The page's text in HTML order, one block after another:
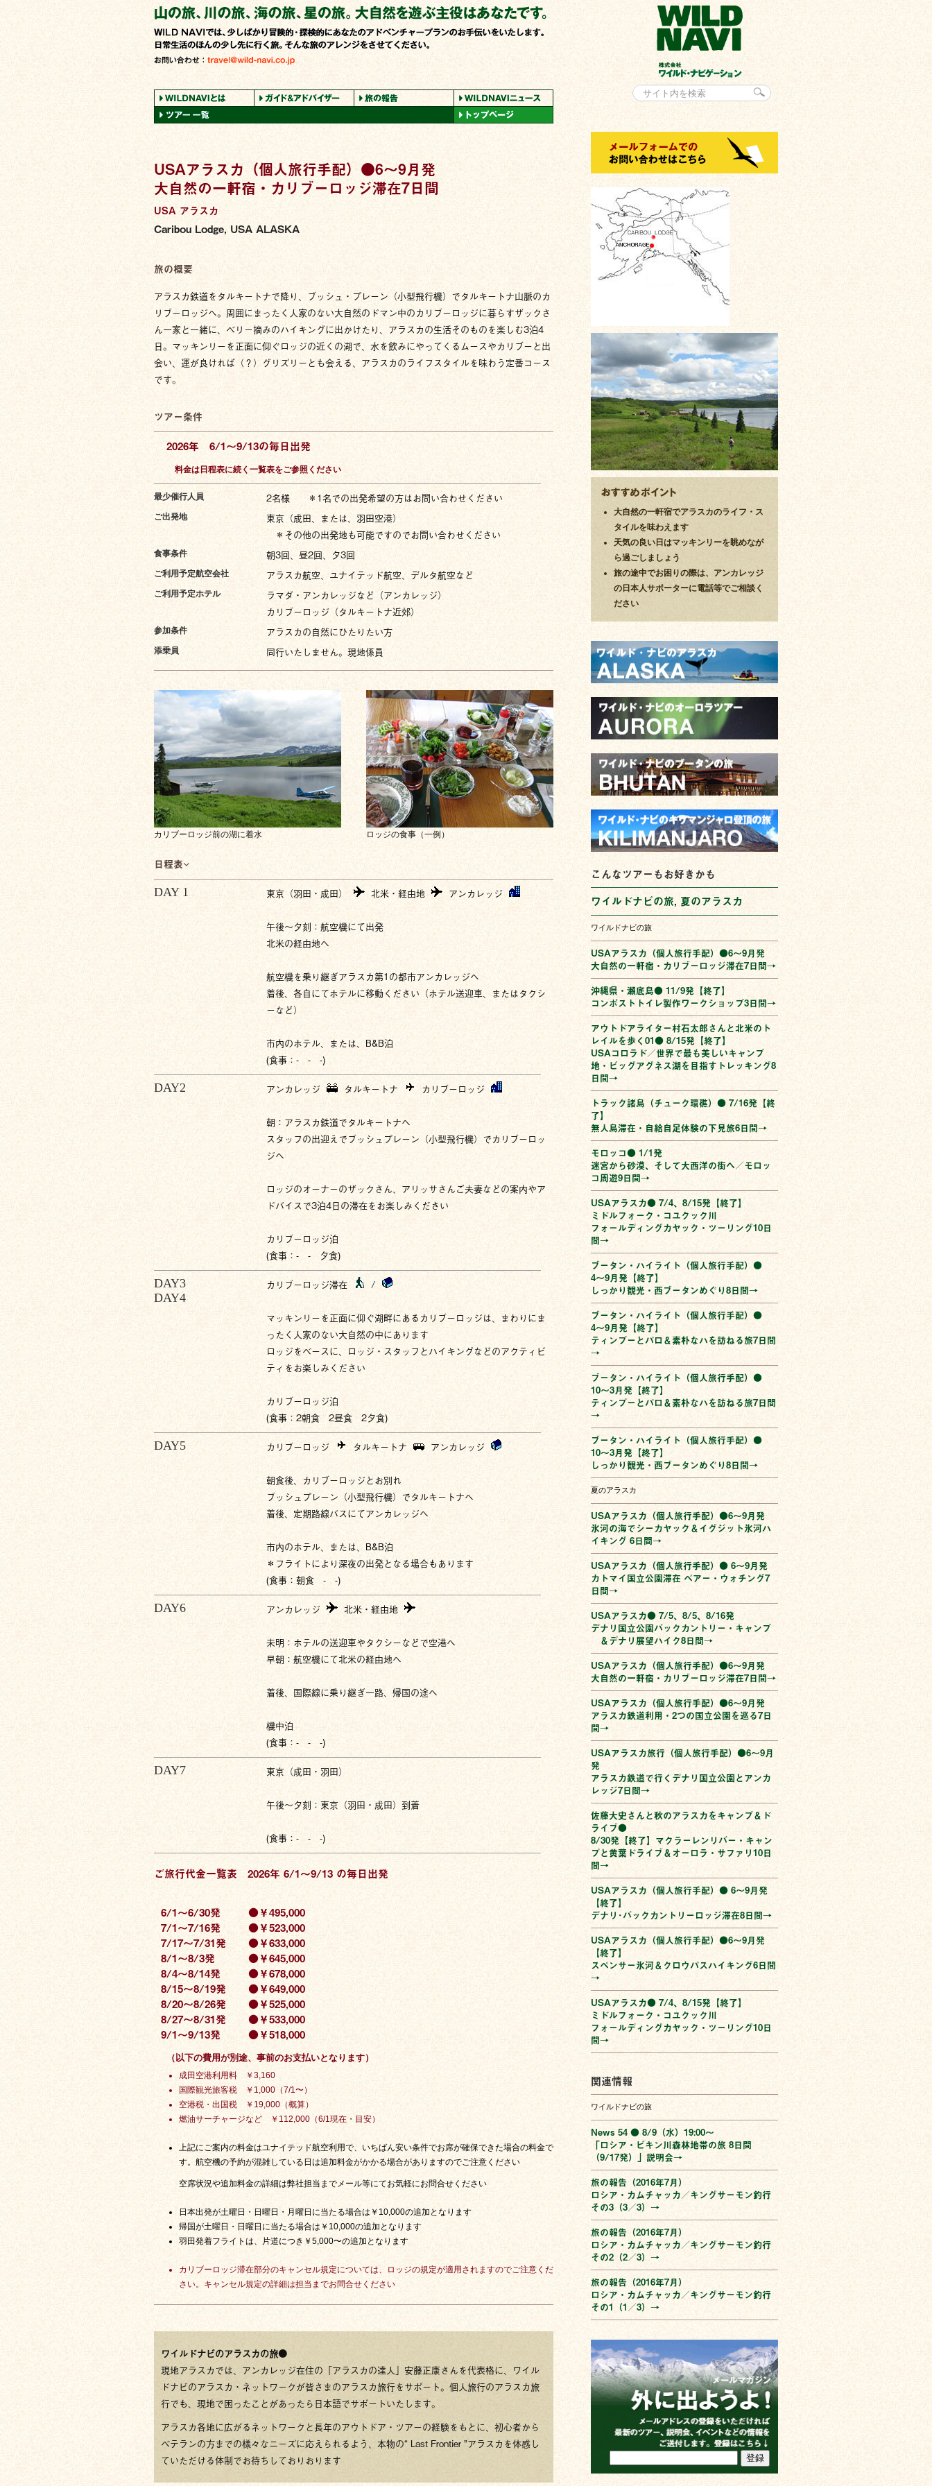
USAアラスカ（個人旅行手配）●6〜9月発
大自然の一軒宿・カリブーロッジ滞在7日間
USA アラスカ
Caribou Lodge, USA ALASKA
旅の概要
アラスカ鉄道をタルキートナで降り、ブッシュ・プレーン（小型飛行機）でタルキートナ山脈のカ
リブーロッジへ。周囲にまったく人家のない大自然のドマン中のカリブーロッジに暮らすザックさ
ん一家と一緒に、ベリー摘みのハイキングに出かけたり、アラスカの生活そのものを楽しむ3泊4
日。マッキンリーを正面に仰ぐロッジの近くの湖で、水を飲みにやってくるムースやカリブーと出
会い、運が良ければ（？）グリズリーとも会える、アラスカのライフスタイルを味わう定番コース
です。
ツアー条件
2026年 6/1〜9/13の毎日出発
料金は日程表に続く一覧表をご参照ください
最少催行人員 2名様 ＊1名での出発希望の方はお問い合わせください
ご出発地
東京（成田、または、羽田空港）
＊その他の出発地も可能ですのでお問い合わせください
食事条件 朝3回、昼2回、夕3回
ご利用予定航空会社 アラスカ航空、ユナイテッド航空、デルタ航空など
ご利用予定ホテル
ラマダ・アンカレッジなど（アンカレッジ）
カリブーロッジ（タルキートナ近郊）
参加条件 アラスカの自然にひたりたい方
添乗員 同行いたしません。現地係員
カリブーロッジ前の湖に着水 ロッジの食事（一例）
日程表
DAY 1 東京（羽田・成田） 北米・経由地 アンカレッジ
午後〜夕刻：航空機にて出発
北米の経由地へ
航空機を乗り継ぎアラスカ第1の都市アンカレッジへ
着後、各自にてホテルに移動ください（ホテル送迎車、またはタクシ
ーなど）
市内のホテル、または、B&B泊
(食事：- - -)
DAY2 アンカレッジ タルキートナ カリブーロッジ
朝：アラスカ鉄道でタルキートナへ
スタッフの出迎えでブッシュプレーン（小型飛行機）でカリブーロッ
ジへ
ロッジのオーナーのザックさん、アリッサさんご夫妻などの案内やア
ドバイスで3泊4日の滞在をお楽しみください
カリブーロッジ泊
(食事：- - 夕食)
DAY3
DAY4
カリブーロッジ滞在 /
マッキンリーを正面に仰ぐ湖畔にあるカリブーロッジは、まわりにま
ったく人家のない大自然の中にあります
ロッジをベースに、ロッジ・スタッフとハイキングなどのアクティビ
ティをお楽しみください
カリブーロッジ泊
(食事：2朝食 2昼食 2夕食)
DAY5 カリブーロッジ タルキートナ アンカレッジ
朝食後、カリブーロッジとお別れ
ブッシュプレーン（小型飛行機）でタルキートナへ
着後、定期路線バスにてアンカレッジへ
市内のホテル、または、B&B泊
＊フライトにより深夜の出発となる場合もあります
(食事：朝食 - -)
DAY6 アンカレッジ 北米・経由地
未明：ホテルの送迎車やタクシーなどで空港へ
早朝：航空機にて北米の経由地へ
着後、国際線に乗り継ぎ一路、帰国の途へ
機中泊
(食事：- - -)
DAY7 東京（成田・羽田）
午後〜夕刻：東京（羽田・成田）到着
(食事：- - -)
ご旅行代金一覧表 2026年 6/1～9/13 の毎日出発
6/1～6/30発
●￥495,000
7/1～7/16発
●￥523,000
7/17～7/31発
●￥633,000
8/1～8/3発
●￥645,000
8/4～8/14発
●￥678,000
8/15～8/19発
●￥649,000
8/20〜8/26発
●￥525,000
8/27〜8/31発
●￥533,000
9/1～9/13発
●￥518,000
（以下の費用が別途、事前のお支払いとなります）
成田空港利用料 ￥3,160
国際観光旅客税 ￥1,000（7/1〜）
空港税・出国税 ￥19,000（概算）
燃油サーチャージなど ￥112,000（6/1現在・目安）
上記にご案内の料金はユナイテッド航空利用で、いちばん安い条件でお席が確保できた場合の料金で
す。航空機の予約が混雑している日は追加料金がかかる場合がありますのでご注意ください
空席状況や追加料金の詳細は弊社担当までメール等にてお気軽にお問合せください
日本出発が土曜日・日曜日・月曜日に当たる場合は￥10,000の追加となります
帰国が土曜日・日曜日に当たる場合は￥10,000の追加となります
羽田発着フライトは、片道につき￥5,000〜の追加となります
カリブーロッジ滞在部分のキャンセル規定については、ロッジの規定が適用されますのでご注意くだ
さい。キャンセル規定の詳細は担当までお問合せください
ワイルドナビのアラスカの旅●
現地アラスカでは、アンカレッジ在住の「アラスカの達人」安藤正康さんを代表格に、ワイル
ドナビのアラスカ・ネットワークが皆さまのアラスカ旅行をサポート。個人旅行のアラスカ旅
行でも、現地で困ったことがあったら日本語でサポートいたします。
アラスカ各地に広がるネットワークと長年のアウトドア・ツアーの経験をもとに、初心者から
ベテランの方までの様々なニーズに応えられるよう、本物の“ Last Frontier ”アラスカを体感し
ていただける体制でお待ちしておりおります
大自然の一軒宿でアラスカのライフ・ス
タイルを味わえます
天気の良い日はマッキンリーを眺めなが
ら過ごしましょう
旅の途中でお困りの際は、アンカレッジ
の日本人サポーターに電話等でご相談く
ださい
こんなツアーもお好きかも
ワイルドナビの旅, 夏のアラスカ
ワイルドナビの旅
USAアラスカ（個人旅行手配）●6〜9月発
大自然の一軒宿・カリブーロッジ滞在7日間→
沖縄県・瀬底島● 11/9発【終了】
コンポストトイレ製作ワークショップ3日間→
アウトドアライター村石太郎さんと北米のト
レイルを歩く01● 8/15発【終了】
USAコロラド／世界で最も美しいキャンプ
地・ビッグアグネス湖を目指すトレッキング8
日間→
トラック諸島（チューク環礁）● 7/16発【終
了】
無人島滞在・自給自足体験の下見旅6日間→
モロッコ● 1/1発
迷宮から砂漠、そして大西洋の街へ／モロッ
コ周遊9日間→
USAアラスカ● 7/4、8/15発【終了】
ミドルフォーク・コユクック川
フォールディングカヤック・ツーリング10日
間→
ブータン・ハイライト（個人旅行手配）●
4〜9月発【終了】
しっかり観光・西ブータンめぐり8日間→
ブータン・ハイライト（個人旅行手配）●
4〜9月発【終了】
ティンプーとパロ＆素朴なハを訪ねる旅7日間
→
ブータン・ハイライト（個人旅行手配）●
10〜3月発【終了】
ティンプーとパロ＆素朴なハを訪ねる旅7日間
→
ブータン・ハイライト（個人旅行手配）●
10〜3月発【終了】
しっかり観光・西ブータンめぐり8日間→
夏のアラスカ
USAアラスカ（個人旅行手配）●6〜9月発
氷河の海でシーカヤック＆イグジット氷河ハ
イキング 6日間→
USAアラスカ（個人旅行手配）● 6〜9月発
カトマイ国立公園滞在 ベアー・ウォチング7
日間→
USAアラスカ● 7/5、8/5、8/16発
デナリ国立公園バックカントリー・キャンプ
＆デナリ展望ハイク8日間→
USAアラスカ（個人旅行手配）●6〜9月発
大自然の一軒宿・カリブーロッジ滞在7日間→
USAアラスカ（個人旅行手配）●6〜9月発
アラスカ鉄道利用・2つの国立公園を巡る7日
間→
USAアラスカ旅行（個人旅行手配）●6〜9月
発
アラスカ鉄道で行くデナリ国立公園とアンカ
レッジ7日間→
佐藤大史さんと秋のアラスカをキャンプ＆ド
ライブ●
8/30発【終了】マクラーレンリバー・キャン
プと黄葉ドライブ＆オーロラ・サファリ10日
間→
USAアラスカ（個人旅行手配）● 6〜9月発
【終了】
デナリ･バックカントリーロッジ滞在8日間→
USAアラスカ（個人旅行手配）●6〜9月発
【終了】
スペンサー氷河＆クロウパスハイキング6日間
→
USAアラスカ● 7/4、8/15発【終了】
ミドルフォーク・コユクック川
フォールディングカヤック・ツーリング10日
間→
関連情報
ワイルドナビの旅
News 54 ● 8/9（水）19:00〜
「ロシア・ビキン川森林地帯の旅 8日間
（9/17発）」説明会→
旅の報告（2016年7月）
ロシア・カムチャッカ／キングサーモン釣行
その3（3／3）→
旅の報告（2016年7月）
ロシア・カムチャッカ／キングサーモン釣行
その2（2／3）→
旅の報告（2016年7月）
ロシア・カムチャッカ／キングサーモン釣行
その1（1／3）→